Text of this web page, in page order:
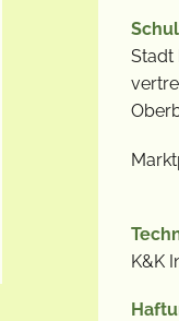
Stadt
K&K